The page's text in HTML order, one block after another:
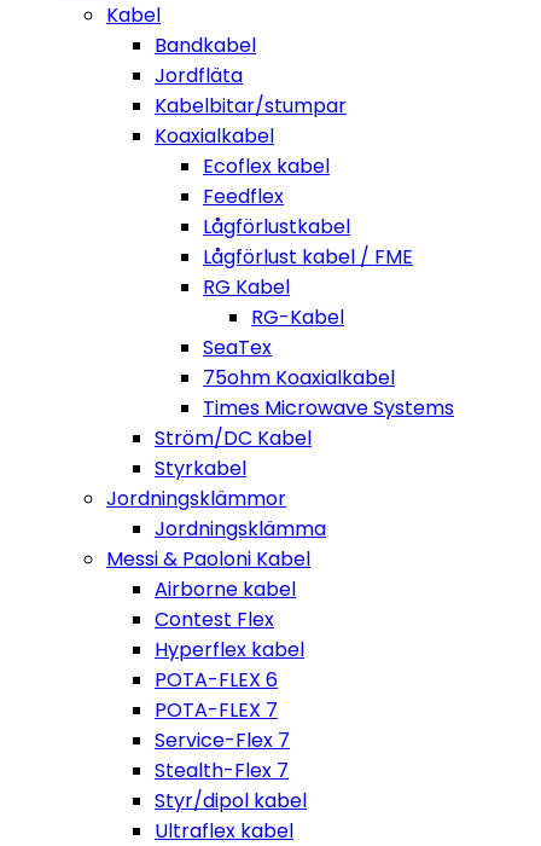
Kabel
Bandkabel
Jordfläta
Kabelbitar/stumpar
Koaxialkabel
Ecoflex kabel
Feedflex
Lågförlustkabel
Lågförlust kabel / FME
RG Kabel
RG-Kabel
SeaTex
75ohm Koaxialkabel
Times Microwave Systems
Ström/DC Kabel
Styrkabel
Jordningsklämmor
Jordningsklämma
Messi & Paoloni Kabel
Airborne kabel
Contest Flex
Hyperflex kabel
POTA-FLEX 6
POTA-FLEX 7
Service-Flex 7
Stealth-Flex 7
Styr/dipol kabel
Ultraflex kabel